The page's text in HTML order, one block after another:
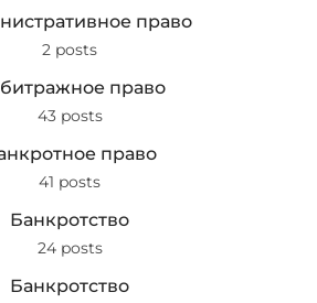
право
2 posts
право
43 posts
право
41 posts
Банкротство
24 posts
Банкротство